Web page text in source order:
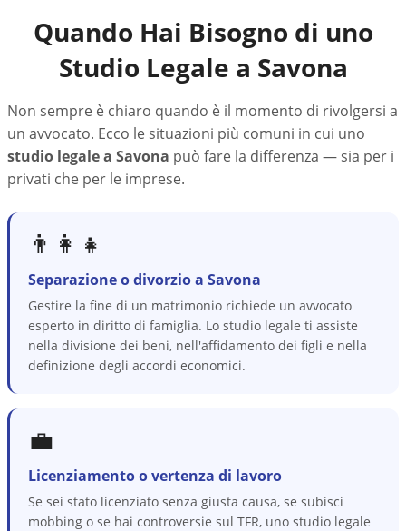
Quando Hai Bisogno di uno
Studio Legale a Savona
Non sempre è chiaro quando è il momento di rivolgersi a
un avvocato. Ecco le situazioni più comuni in cui uno
studio legale a Savona può fare la differenza — sia per i
privati che per le imprese.
👨‍👩‍👧
Separazione o divorzio a Savona
Gestire la fine di un matrimonio richiede un avvocato
esperto in diritto di famiglia. Lo studio legale ti assiste
nella divisione dei beni, nell'affidamento dei figli e nella
definizione degli accordi economici.
💼
Licenziamento o vertenza di lavoro
Se sei stato licenziato senza giusta causa, se subisci
mobbing o se hai controversie sul TFR, uno studio legale